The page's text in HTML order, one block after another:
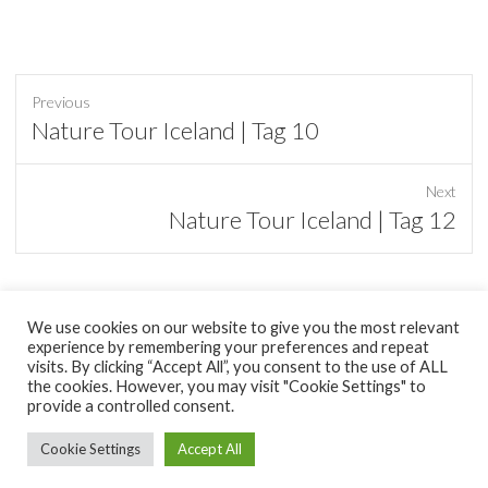
Previous
Previous
post:
Nature Tour Iceland | Tag 10
Next
post:
Nature Tour Iceland | Tag 12
tumblr
Copyright © 2026minimal Pixel|
Theme Horse | Proudly Powered by:
We use cookies on our website to give you the most relevant
experience by remembering your preferences and repeat
visits. By clicking “Accept All”, you consent to the use of ALL
the cookies. However, you may visit "Cookie Settings" to
provide a controlled consent.
Cookie Settings Accept All